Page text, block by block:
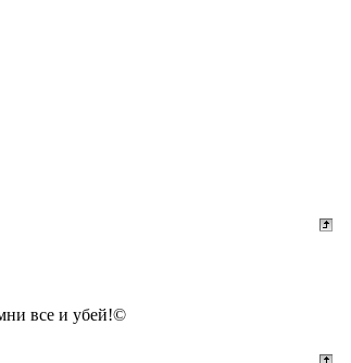
все и убей!©